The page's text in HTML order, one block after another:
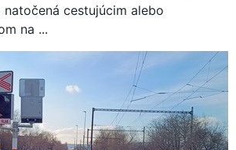
cestujúcim alebo
na ...